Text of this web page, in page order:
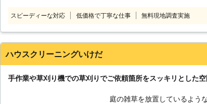
ますよ。 通常の草刈りのほか、森林の下刈りや除伐など、入り組んだ場所
で樹木の生育の妨げになる草
ます。 お客様の管理する土地
草刈り業者をお探しなら、お
スピーディーな対応 低価格で丁寧な仕事 無料現地調査実施
ハウスクリーニングいけだ
手作業や草刈り機での草刈りでご依頼箇所をスッキリとした
庭の雑草を放置しているよう